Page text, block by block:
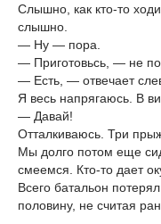
Слышно, как кто-то
слышно.
— Ну — пора.
— Приготовьсь, — не
— Есть, — отвечает
Я весь напрягаюсь. В
— Давай!
Отталкиваюсь. Три
Мы долго потом еще
смеемся. Кто-то дает
Всего батальон
половину, не считая